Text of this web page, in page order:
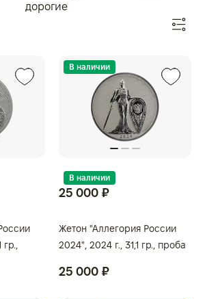
дорогие
гр.,
В наличии
В наличии
25 000 ₽
Жетон "Аллегория России
2024", 2024 г., 31,1 гр., проба
25 000 ₽